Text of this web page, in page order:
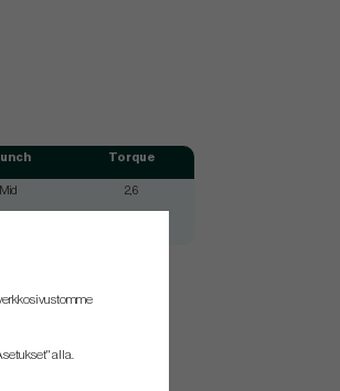
Torque
Mid 2,6
alla.